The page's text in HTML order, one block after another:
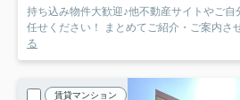
持ち込み物件大歓迎♪他不動産サイトやご
任せください！ まとめてご紹介・ご案内さ
る
賃貸マンション